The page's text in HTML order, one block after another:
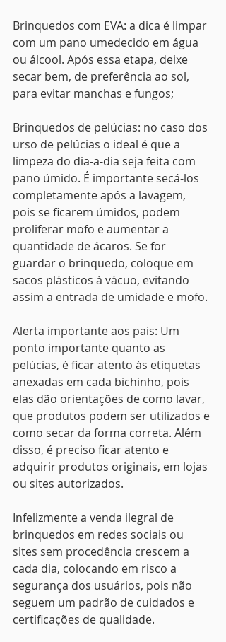
Brinquedos com EVA: a dica é limpar
com um pano umedecido em água
ou álcool. Após essa etapa, deixe
secar bem, de preferência ao sol,
para evitar manchas e fungos;
Brinquedos de pelúcias: no caso dos
urso de pelúcias o ideal é que a
limpeza do dia-a-dia seja feita com
pano úmido. É importante secá-los
completamente após a lavagem,
pois se ficarem úmidos, podem
proliferar mofo e aumentar a
quantidade de ácaros. Se for
guardar o brinquedo, coloque em
sacos plásticos à vácuo, evitando
assim a entrada de umidade e mofo.
Alerta importante aos pais: Um
ponto importante quanto as
pelúcias, é ficar atento às etiquetas
anexadas em cada bichinho, pois
elas dão orientações de como lavar,
que produtos podem ser utilizados e
como secar da forma correta. Além
disso, é preciso ficar atento e
adquirir produtos originais, em lojas
ou sites autorizados.
Infelizmente a venda ilegral de
brinquedos em redes sociais ou
sites sem procedência crescem a
cada dia, colocando em risco a
segurança dos usuários, pois não
seguem um padrão de cuidados e
certificações de qualidade.